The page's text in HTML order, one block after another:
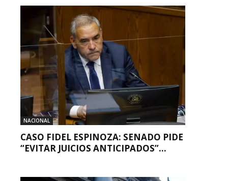
NACIONAL
CASO FIDEL ESPINOZA: SENADO PIDE
“EVITAR JUICIOS ANTICIPADOS”...